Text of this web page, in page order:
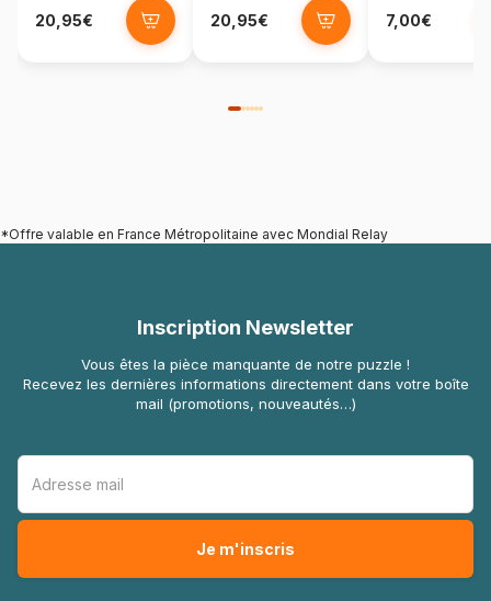
20,95€ 20,95€ 7,00€
*Offre valable en France Métropolitaine avec Mondial Relay
Inscription Newsletter
Vous êtes la pièce manquante de notre puzzle !
Recevez les dernières informations directement dans votre boîte
mail (promotions, nouveautés…)